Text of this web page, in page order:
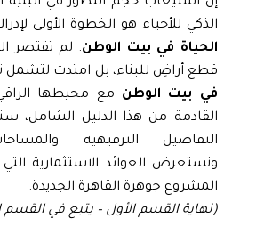
الذكي للأحياء هو الخطوة الأولى لإدراك
الحياة في بيت الوطن. لم تقتصر الرؤية
قطع أراضٍ للبناء، بل امتدت لتشمل
في بيت الوطنمع محيطها الراقي.
القادمة من هذا الدليل الشامل،
التفاصيل الترفيهية والمساحات
ونستعرض العوائد الاستثمارية التي
المشروع جوهرة القاهرة الجديدة.
(نهاية القسم الأول – يتبع في القسم